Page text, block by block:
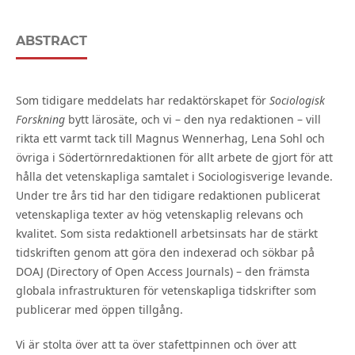
ABSTRACT
Som tidigare meddelats har redaktörskapet för Sociologisk
Forskningbytt lärosäte, och vi – den nya redaktionen – vill
rikta ett varmt tack till Magnus Wennerhag, Lena Sohl och
övriga i Södertörnredaktionen för allt arbete de gjort för att
hålla det vetenskapliga samtalet i Sociologisverige levande.
Under tre års tid har den tidigare redaktionen publicerat
vetenskapliga texter av hög vetenskaplig relevans och
kvalitet. Som sista redaktionell arbetsinsats har de stärkt
tidskriften genom att göra den indexerad och sökbar på
DOAJ (Directory of Open Access Journals) – den främsta
globala infrastrukturen för vetenskapliga tidskrifter som
publicerar med öppen tillgång.
Vi är stolta över att ta över stafettpinnen och över att